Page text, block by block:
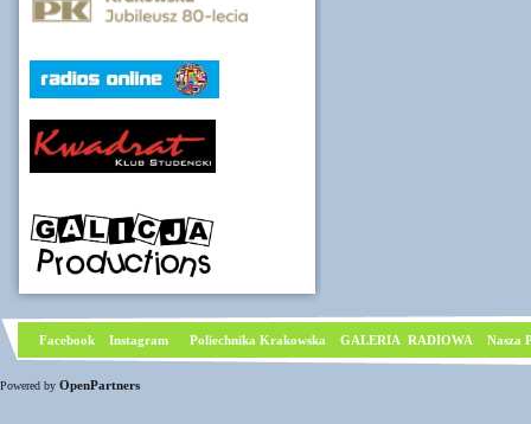
Facebook Instagram Poliechnika Krakowska GALERIA RADIOWA Nasza
Powered by OpenPartners